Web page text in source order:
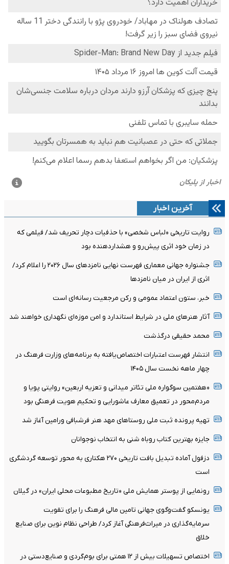
آخرین اخبار
روایت تاریخی «لباس شخصی» با حذفیات دچار تحریف شد/ فیلمی که
در زمان خود اثری پیش‌رو و هشداردهنده بود
جشنواره جهانی معماری فهرست نهایی نامزدهای سال ۲۰۲۶ را اعلام کرد/
اثری از ایران در میان نامزدها
خبر، ستون اعتماد عمومی و رکن مرجعیت رسانه‌ای است
آثار هنرهای ملی در شرایط استاندارد و امن موزه‌ای نگهداری خواهند شد
محمد حقیقی درگذشت
انتشار فهرست اعتبارات اختصاص‌یافته به برنامه‌های وزارت فرهنگ در
چهار ماهه نخست سال ۱۴۰۵
«هفتمین سوگواره ملی تئاتر میدانی و تعزیه اربعین» روایتی پویا و
مردم‌محور در تعمیق معارف عاشورایی و تحکیم هویت فرهنگی بود
تهیه پرونده ثبت ملی روستاهای مهد هنر فرشبافی ورامین آغاز شد
جایزه بهترین کتاب روباه شنی به انتخاب نوجوانان
دزفول آماده تبدیل بافت تاریخی ۲۷۰ هکتاری به محور توسعه گردشگری
است
رونمایی از پوستر همایش ملی «تاریخ مطبوعات محلی ایران» در گیلان
یونسکو گفت‌وگوی جهانی تامین مالی فرهنگ را برای تقویت
سرمایه‌گذاری در میراث‌فرهنگی آغاز کرد/ طراحی نظام نوین برای صنایع
خلاق
اختصاص تسهیلات بیش از ۱۲ همتی برای بوم‌گردی و صنایع‌دستی در